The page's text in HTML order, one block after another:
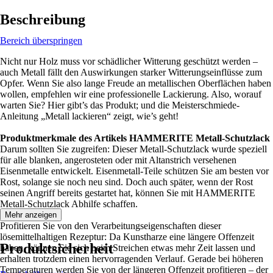
Beschreibung
Bereich überspringen
Nicht nur Holz muss vor schädlicher Witterung geschützt werden –
auch Metall fällt den Auswirkungen starker Witterungseinflüsse zum
Opfer. Wenn Sie also lange Freude an metallischen Oberflächen haben
wollen, empfehlen wir eine professionelle Lackierung. Also, worauf
warten Sie? Hier gibt’s das Produkt; und die Meisterschmiede-
Anleitung „Metall lackieren“ zeigt, wie’s geht!
Produktmerkmale des Artikels HAMMERITE Metall-Schutzlack
Darum sollten Sie zugreifen: Dieser Metall-Schutzlack wurde speziell
für alle blanken, angerosteten oder mit Altanstrich versehenen
Eisenmetalle entwickelt. Eisenmetall-Teile schützen Sie am besten vor
Rost, solange sie noch neu sind. Doch auch später, wenn der Rost
seinen Angriff bereits gestartet hat, können Sie mit HAMMERITE
Metall-Schutzlack Abhilfe schaffen.
Profitieren Sie von den Verarbeitungseigenschaften dieser
lösemittelhaltigen Rezeptur: Da Kunstharze eine längere Offenzeit
haben, können Sie sich beim Streichen etwas mehr Zeit lassen und
erhalten trotzdem einen hervorragenden Verlauf. Gerade bei höheren
Temperaturen werden Sie von der längeren Offenzeit profitieren – der
Mehr anzeigen
Produktsicherheit